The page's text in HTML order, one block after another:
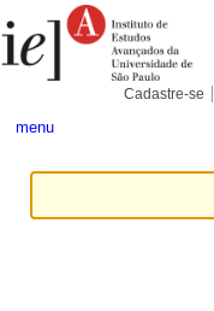
para
conteúdo.
Pessoais
Cadastre-se
menu